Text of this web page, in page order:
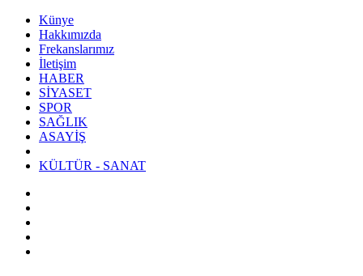
Künye
Hakkımızda
Frekanslarımız
İletişim
HABER
SİYASET
SPOR
SAĞLIK
ASAYİŞ
KÜLTÜR - SANAT